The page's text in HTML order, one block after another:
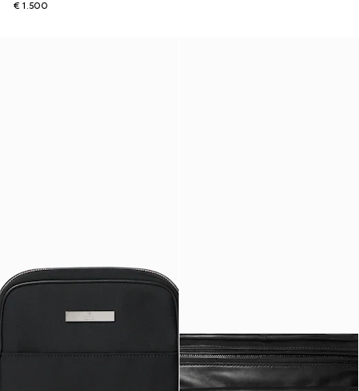
€ 1.500